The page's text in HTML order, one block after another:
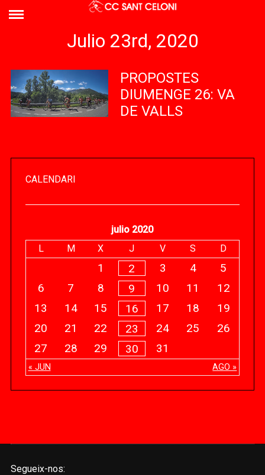
Julio 23rd, 2020
PROPOSTES
DIUMENGE 26: VA
DE VALLS
CALENDARI
julio 2020
L
M X J V S D
« JUN AGO »
1 2 3 4
5
6
7 8 9 10 11
12
13
14 15 16 17 18
19
20
21 22 23 24 25
26
27
28 29 30 31
Segueix-nos: